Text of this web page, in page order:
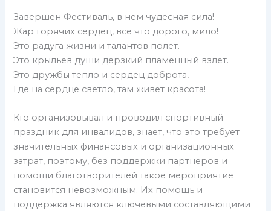
Завершен Фестиваль, в нем чудесная сила!
Жар горячих сердец, все что дорого, мило!
Это радуга жизни и талантов полет.
Это крыльев души дерзкий пламенный взлет.
Это дружбы тепло и сердец доброта,
Где на сердце светло, там живет красота!
Кто организовывал и проводил спортивный
праздник для инвалидов, знает, что это требует
значительных финансовых и организационных
затрат, поэтому, без поддержки партнеров и
помощи благотворителей такое мероприятие
становится невозможным. Их помощь и
поддержка являются ключевыми составляющими